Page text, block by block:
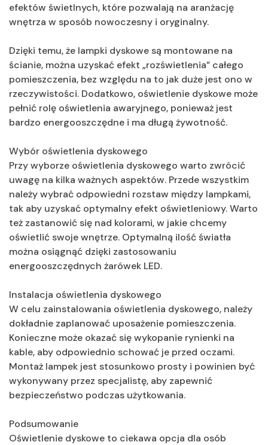
efektów świetlnych, które pozwalają na aranżację
wnętrza w sposób nowoczesny i oryginalny.
Dzięki temu, że lampki dyskowe są montowane na
ścianie, można uzyskać efekt „rozświetlenia” całego
pomieszczenia, bez względu na to jak duże jest ono w
rzeczywistości. Dodatkowo, oświetlenie dyskowe może
pełnić rolę oświetlenia awaryjnego, ponieważ jest
bardzo energooszczędne i ma długą żywotność.
Wybór oświetlenia dyskowego
Przy wyborze oświetlenia dyskowego warto zwrócić
uwagę na kilka ważnych aspektów. Przede wszystkim
należy wybrać odpowiedni rozstaw między lampkami,
tak aby uzyskać optymalny efekt oświetleniowy. Warto
też zastanowić się nad kolorami, w jakie chcemy
oświetlić swoje wnętrze. Optymalną ilość światła
można osiągnąć dzięki zastosowaniu
energooszczędnych żarówek LED.
Instalacja oświetlenia dyskowego
W celu zainstalowania oświetlenia dyskowego, należy
dokładnie zaplanować uposażenie pomieszczenia.
Konieczne może okazać się wykopanie rynienki na
kable, aby odpowiednio schować je przed oczami.
Montaż lampek jest stosunkowo prosty i powinien być
wykonywany przez specjalistę, aby zapewnić
bezpieczeństwo podczas użytkowania.
Podsumowanie
Oświetlenie dyskowe to ciekawa opcja dla osób